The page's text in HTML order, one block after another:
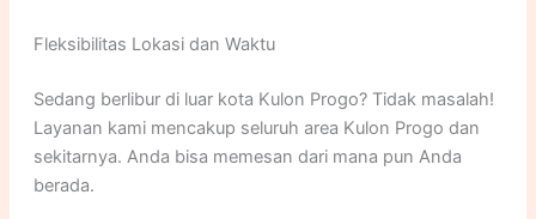
Fleksibilitas Lokasi dan Waktu
Sedang berlibur di luar kota Kulon Progo? Tidak masalah!
Layanan kami mencakup seluruh area Kulon Progo dan
sekitarnya. Anda bisa memesan dari mana pun Anda
berada.